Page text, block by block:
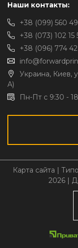
Наши контакты:
+38 (099) 560 49
+38 (073) 102 15
+38 (096) 774 42
Украина, Киев,
А)
Пн-Пт с 9:30 -
Карта сайта |
2026 |